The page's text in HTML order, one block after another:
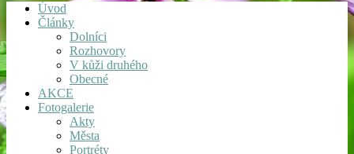
Úvod
Články
Dolníci
Rozhovory
V kůži druhého
Obecné
AKCE
Fotogalerie
Akty
Města
Portréty